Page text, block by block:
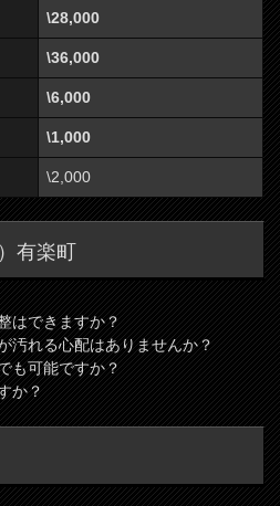
\28,000
\36,000
\6,000
\1,000
\2,000
有楽町
はできますか？
汚れる心配はありませんか？
も可能ですか？
か？